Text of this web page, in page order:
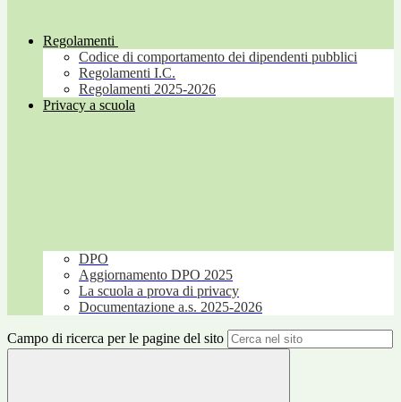
Regolamenti
Codice di comportamento dei dipendenti pubblici
Regolamenti I.C.
Regolamenti 2025-2026
Privacy a scuola
DPO
Aggiornamento DPO 2025
La scuola a prova di privacy
Documentazione a.s. 2025-2026
Campo di ricerca per le pagine del sito